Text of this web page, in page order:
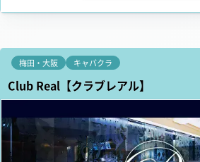
梅田・大阪
キャバクラ
Club Real【クラブレアル】